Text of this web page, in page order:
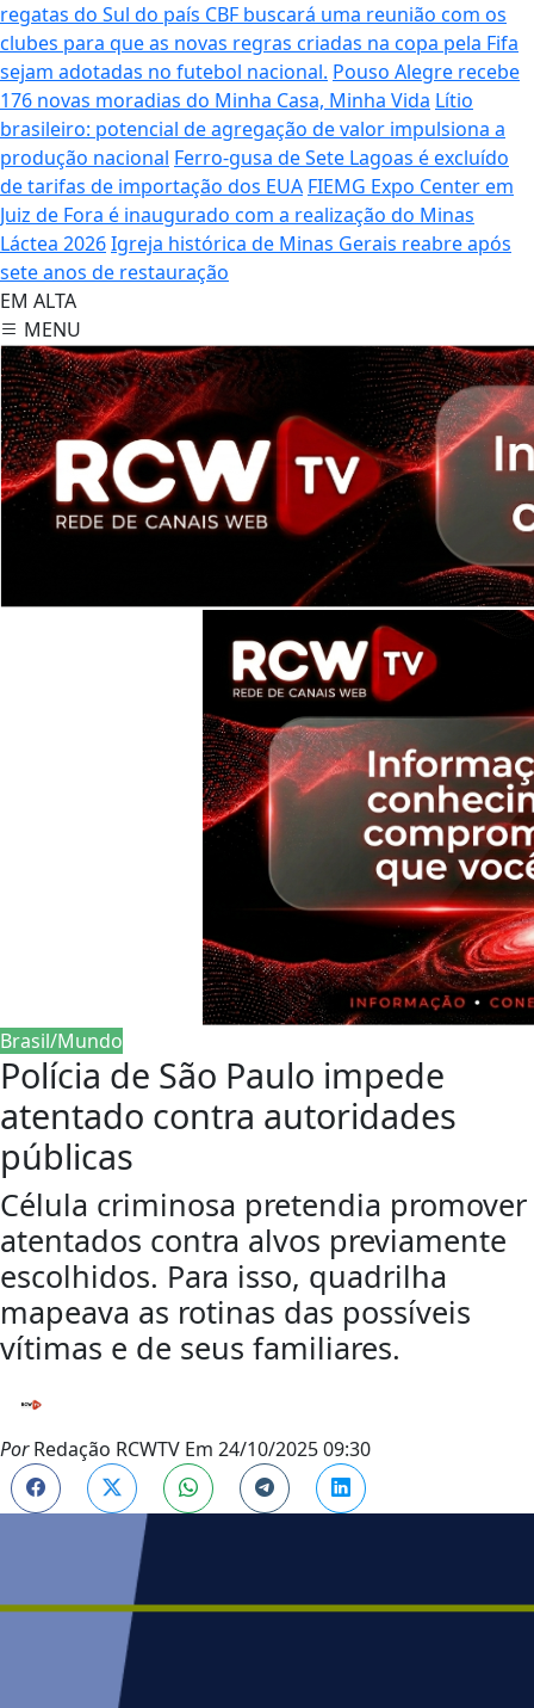
regatas do Sul do país CBF buscará uma reunião com os
clubes para que as novas regras criadas na copa pela Fifa
sejam adotadas no futebol nacional. Pouso Alegre recebe
176 novas moradias do Minha Casa, Minha Vida Lítio
brasileiro: potencial de agregação de valor impulsiona a
produção nacional Ferro-gusa de Sete Lagoas é excluído
de tarifas de importação dos EUA FIEMG Expo Center em
Juiz de Fora é inaugurado com a realização do Minas
Láctea 2026Igreja histórica de Minas Gerais reabre após
sete anos de restauração
EM ALTA
MENU
Brasil/Mundo
Polícia de São Paulo impede
atentado contra autoridades
públicas
Célula criminosa pretendia promover
atentados contra alvos previamente
escolhidos. Para isso, quadrilha
mapeava as rotinas das possíveis
vítimas e de seus familiares.
PorRedação RCWTV Em 24/10/2025 09:30